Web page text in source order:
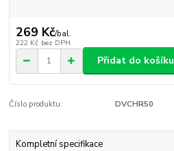
269 Kč/bal.
222 Kč bez DPH
Přidat do košíku
Číslo produktu: DVCHR50
Kompletní specifikace